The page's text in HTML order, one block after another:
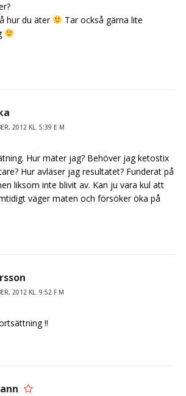
hur du äter
Tar också gärna lite
2012 KL. 5:39 E M
Hur mäter jag? Behöver jag ketostix
Hur avläser jag resultatet? Funderat på
liksom inte blivit av. Kan ju vara kul att
väger maten och försöker öka på
2012 KL. 9:52 F M
!!